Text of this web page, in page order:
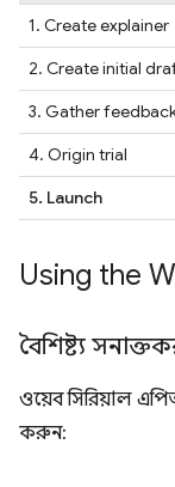
1. Create explainer
2. Create initial
3. Gather
4. Origin trial
5. Launch
Using the
বৈশিষ্ট্য
ওয়েব সিরিয়াল
করুন: